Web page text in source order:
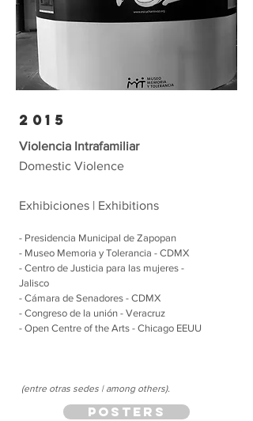
2015
Violencia Intrafamiliar
Domestic Violence
Exhibiciones | Exhibitions
- Presidencia Municipal de Zapopan
- Museo Memoria y Tolerancia - CDMX
- Centro de Justicia para las mujeres -
Jalisco
- Cámara de Senadores - CDMX
- Congreso de la unión - Veracruz
- Open Centre of the Arts - Chicago EEUU
(entre otras sedes | among others).
posters